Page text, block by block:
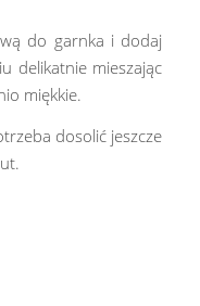
do garnka i dodaj
delikatnie mieszając
miękkie.
dosolić jeszcze